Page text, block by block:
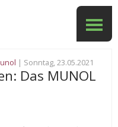
| Sonntag, 23.05.2021
Das MUNOL